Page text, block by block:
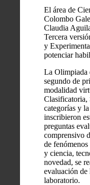
El área de
Colombo
Claudia
Tercera
y
potenciar
La Olimpiada
segundo de
modalidad
Clasificatoria,
categorías y
inscribieron
preguntas
comprensivo
de
y ciencia,
novedad, se
evaluación de
laboratorio.